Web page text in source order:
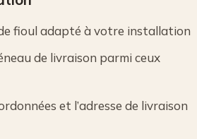
fioul adapté à votre installation
de livraison parmi ceux
et l’adresse de livraison